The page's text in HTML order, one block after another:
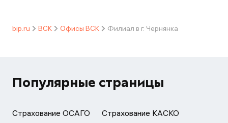
bip.ru ВСК Офисы ВСК Филиал в г. Чернянка
Популярные страницы
Страхование ОСАГО Страхование КАСКО